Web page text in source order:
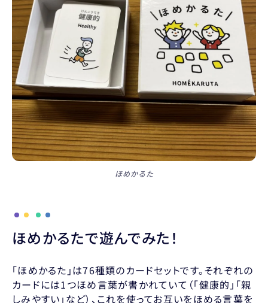
ほめかるた
ほめかるたで遊んでみた！
「ほめかるた」は76種類のカードセットです。それぞれの
カードには1つほめ言葉が書かれていて（「健康的」「親
しみやすい」など）、これを使ってお互いをほめる言葉を